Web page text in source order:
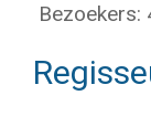
Bezoekers: